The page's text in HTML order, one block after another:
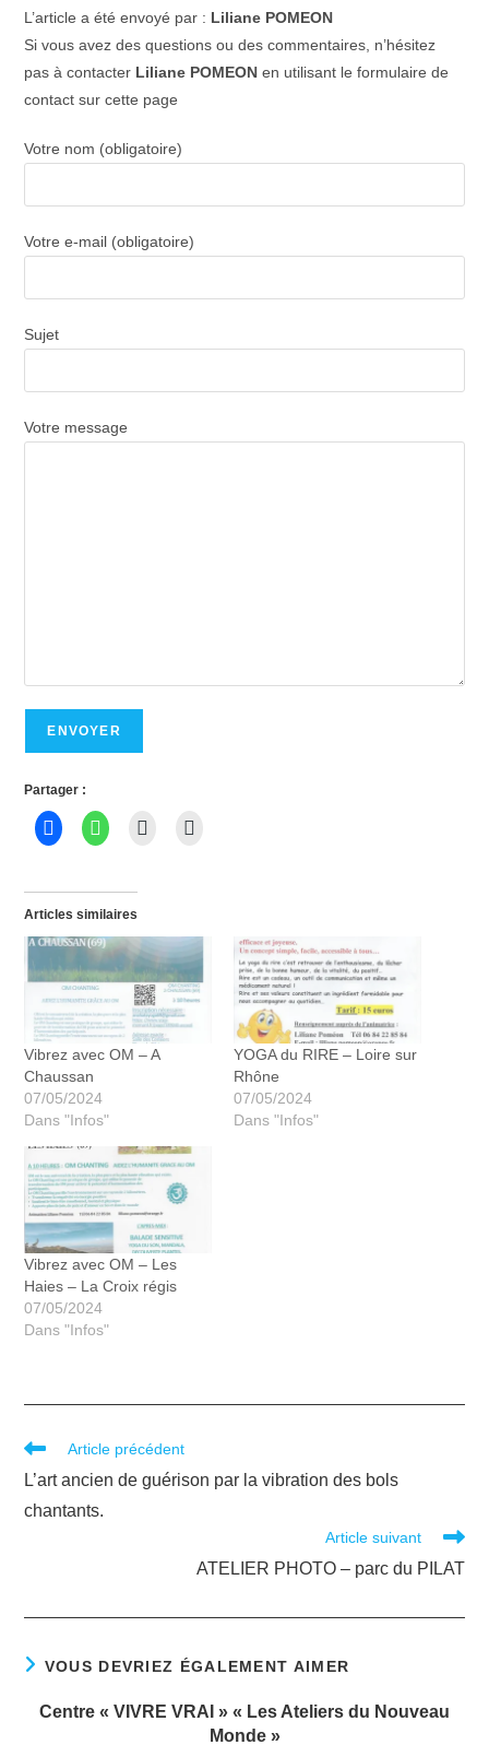
L’article a été envoyé par : Liliane POMEON
Si vous avez des questions ou des commentaires, n’hésitez
pas à contacter Liliane POMEON en utilisant le formulaire de
contact sur cette page
Votre nom (obligatoire)
Votre e-mail (obligatoire)
Sujet
Votre message
Partager :
Articles similaires
Vibrez avec OM – A
Chaussan
07/05/2024
Dans "Infos"
YOGA du RIRE – Loire sur
Rhône
07/05/2024
Dans "Infos"
Vibrez avec OM – Les
Haies – La Croix régis
07/05/2024
Dans "Infos"
Article précédent
L’art ancien de guérison par la vibration des bols
chantants.
Article suivant
ATELIER PHOTO – parc du PILAT
VOUS DEVRIEZ ÉGALEMENT AIMER
Centre « VIVRE VRAI » « Les Ateliers du Nouveau
Monde »